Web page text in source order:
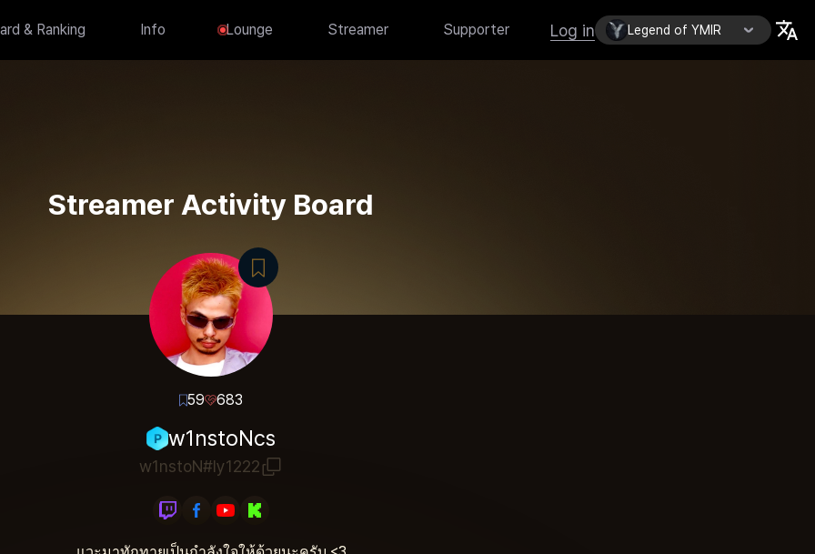
& Ranking Info Lounge Streamer Supporter Log in Legend of YMIR
Streamer Activity Board
59 683
w1nstoNcs
w1nstoN#ly1222